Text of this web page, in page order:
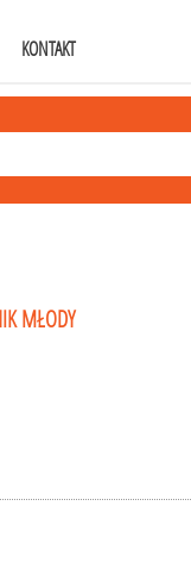
KONTAKT
MŁODY